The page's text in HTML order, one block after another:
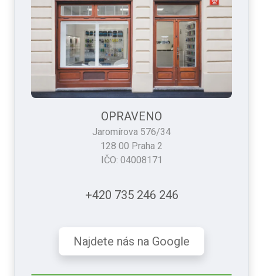
OPRAVENO
Jaromírova 576/34
128 00 Praha 2
IČO: 04008171
+420 735 246 246
Najdete nás na Google